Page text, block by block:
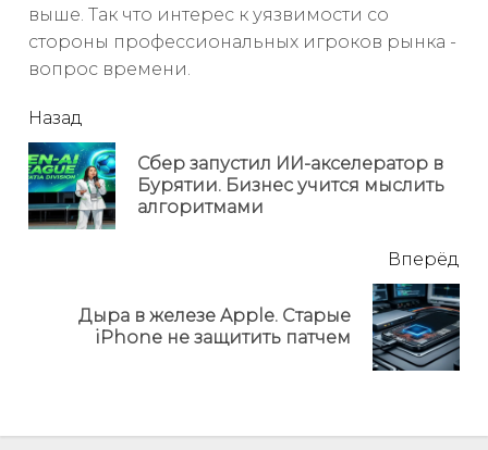
выше. Так что интерес к уязвимости со
стороны профессиональных игроков рынка -
вопрос времени.
читать
еще
Назад
Сбер запустил ИИ-акселератор в
Бурятии. Бизнес учится мыслить
алгоритмами
Вперёд
Дыра в железе Apple. Старые
iPhone не защитить патчем